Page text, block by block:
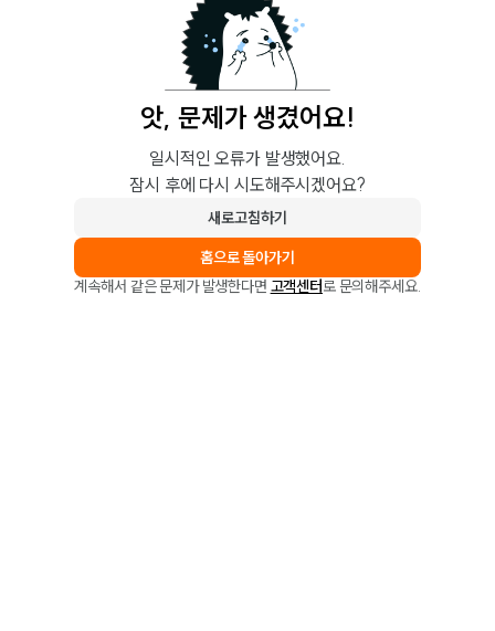
앗, 문제가 생겼어요!
일시적인 오류가 발생했어요.
잠시 후에 다시 시도해주시겠어요?
새로고침하기
홈으로 돌아가기
계속해서 같은 문제가 발생한다면 고객센터로 문의해주세요.